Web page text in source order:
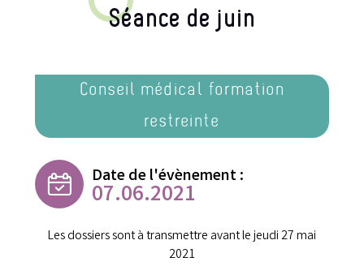
Séance de juin
Conseil médical formation
restreinte
Date de l'évènement :
07.06.2021
Les dossiers sont à transmettre avant le jeudi 27 mai
2021